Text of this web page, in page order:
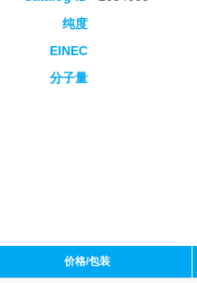
纯度
EINEC
分子量
价格/包装